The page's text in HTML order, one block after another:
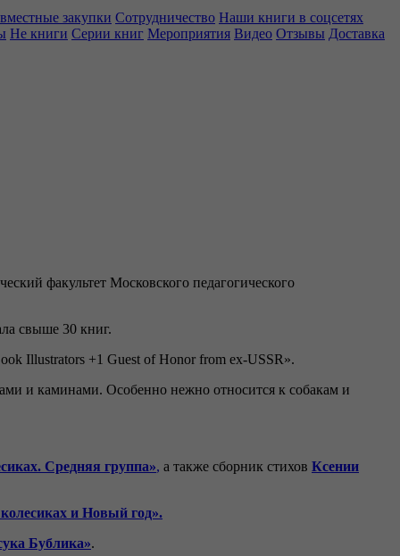
закупки Сотрудничество Наши книги в соцсетях
Не книги Серии книг Мероприятия Видео Отзывы Доставка
факультет Московского педагогического
свыше 30 книг.
Illustrators +1 Guest of Honor from ex-USSR».
и каминами. Особенно нежно относится к собакам и
Средняя группа», а также сборник стихов Ксении
и Новый год».
Бублика».